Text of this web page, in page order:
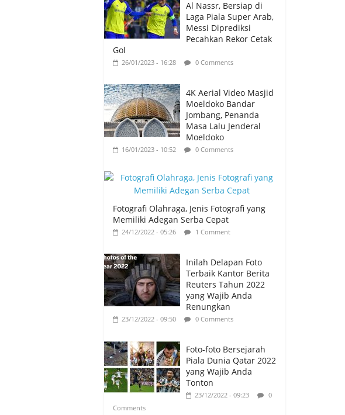
Al Nassr, Bersiap di
Laga Piala Super Arab,
Messi Diprediksi
Pecahkan Rekor Cetak
Gol
26/01/2023 - 16:28 0 Comments
4K Aerial Video Masjid
Moeldoko Bandar
Jombang, Penanda
Masa Lalu Jenderal
Moeldoko
16/01/2023 - 10:52 0 Comments
Fotografi Olahraga, Jenis Fotografi yang
Memiliki Adegan Serba Cepat
24/12/2022 - 05:26 1 Comment
Inilah Delapan Foto
Terbaik Kantor Berita
Reuters Tahun 2022
yang Wajib Anda
Renungkan
23/12/2022 - 09:50 0 Comments
Foto-foto Bersejarah
Piala Dunia Qatar 2022
yang Wajib Anda
Tonton
23/12/2022 - 09:23
0
Comments